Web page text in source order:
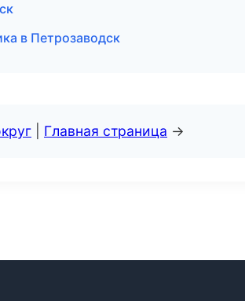
в Петрозаводск
Главная страница →